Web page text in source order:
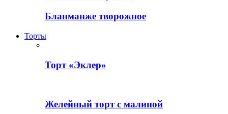
Бланманже творожное
Торты
Торт «Эклер»
Желейный торт с малиной